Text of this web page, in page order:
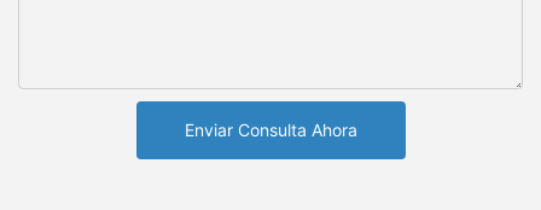
Enviar Consulta Ahora